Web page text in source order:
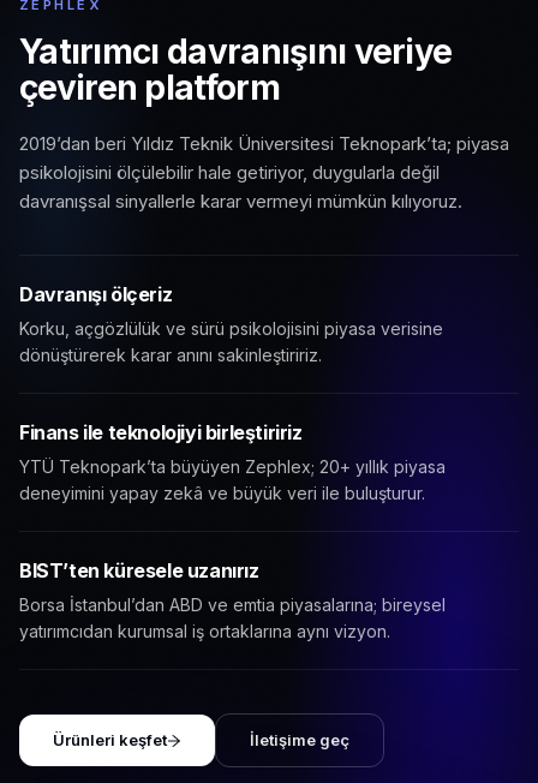
ZEPHLEX
Yatırımcı davranışını veriye
çeviren platform
2019’dan beri Yıldız Teknik Üniversitesi Teknopark’ta; piyasa
psikolojisini ölçülebilir hale getiriyor, duygularla değil
davranışsal sinyallerle karar vermeyi mümkün kılıyoruz.
Davranışı ölçeriz
Korku, açgözlülük ve sürü psikolojisini piyasa verisine
dönüştürerek karar anını sakinleştiririz.
Finans ile teknolojiyi birleştiririz
YTÜ Teknopark’ta büyüyen Zephlex; 20+ yıllık piyasa
deneyimini yapay zekâ ve büyük veri ile buluşturur.
BIST’ten küresele uzanırız
Borsa İstanbul’dan ABD ve emtia piyasalarına; bireysel
yatırımcıdan kurumsal iş ortaklarına aynı vizyon.
Ürünleri keşfet İletişime geç